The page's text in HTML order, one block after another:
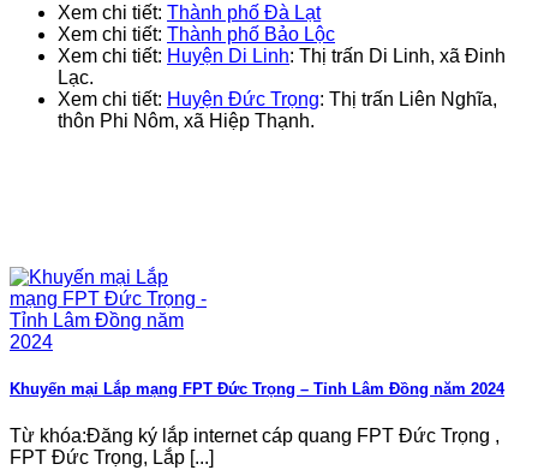
Xem chi tiết: Thành phố Đà Lạt
Xem chi tiết: Thành phố Bảo Lộc
Xem chi tiết: Huyện Di Linh: Thị trấn Di Linh, xã Đinh
Lạc.
Xem chi tiết: Huyện Đức Trọng: Thị trấn Liên Nghĩa,
thôn Phi Nôm, xã Hiệp Thạnh.
Khuyến mại Lắp mạng FPT Đức Trọng – Tỉnh Lâm Đồng năm 2024
Từ khóa:Đăng ký lắp internet cáp quang FPT Đức Trọng ,
FPT Đức Trọng, Lắp [...]